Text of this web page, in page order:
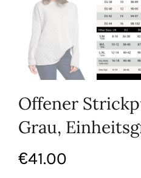
Offener
Grau,
€41.00